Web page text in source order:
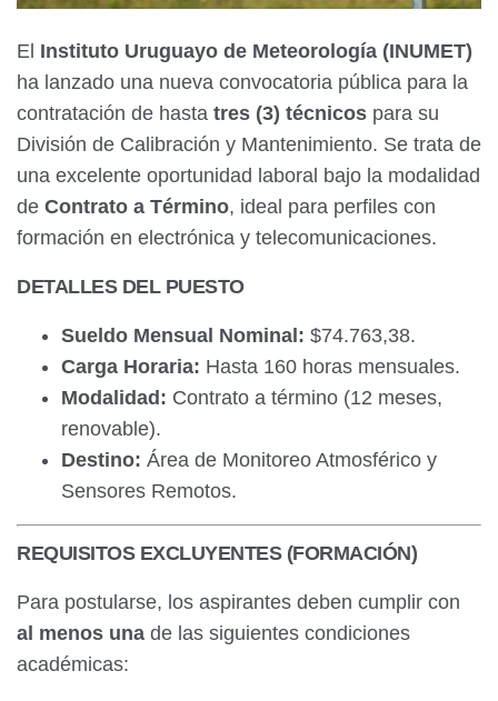
El Instituto Uruguayo de Meteorología (INUMET)
ha lanzado una nueva convocatoria pública para la
contratación de hasta tres (3) técnicos para su
División de Calibración y Mantenimiento. Se trata de
una excelente oportunidad laboral bajo la modalidad
de Contrato a Término, ideal para perfiles con
formación en electrónica y telecomunicaciones.
DETALLES DEL PUESTO
Sueldo Mensual Nominal: $74.763,38.
Carga Horaria: Hasta 160 horas mensuales.
Modalidad: Contrato a término (12 meses,
renovable).
Destino: Área de Monitoreo Atmosférico y
Sensores Remotos.
REQUISITOS EXCLUYENTES (FORMACIÓN)
Para postularse, los aspirantes deben cumplir con
al menos una de las siguientes condiciones
académicas: